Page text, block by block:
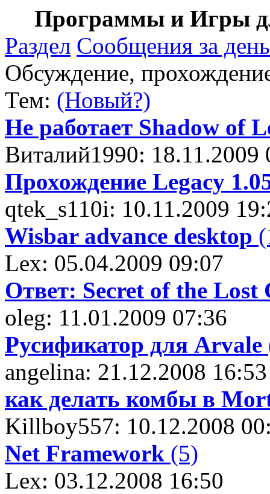
Программы и Игры
Раздел Сообщения за день
Обсуждение,
Тем: (Новый?)
Не работает Shadow of
Виталий1990: 18.11.2009
Прохождение Legacy
qtek_s110i: 10.11.2009
Wisbar advance desktop
Lex: 05.04.2009 09:07
Ответ: Secret of the Lost
oleg: 11.01.2009 07:36
Русификатор для Arvale
angelina: 21.12.2008 16:53
как делать комбы в
Killboy557: 10.12.2008
Net Framework (5)
Lex: 03.12.2008 16:50